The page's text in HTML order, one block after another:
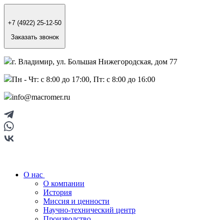
+7 (4922) 25-12-50
Заказать звонок
г. Владимир, ул. Большая Нижегородская, дом 77
Пн - Чт: с 8:00 до 17:00, Пт: с 8:00 до 16:00
info@macromer.ru
О нас
О компании
История
Миссия и ценности
Научно-технический центр